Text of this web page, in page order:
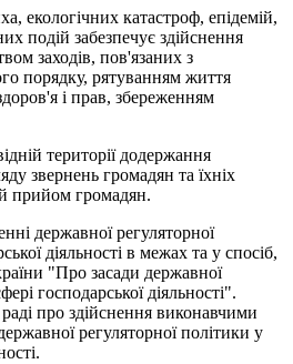
екологічних катастроф, епідемій,
подій забезпечує здійснення
заходів, пов'язаних з
порядку, рятуванням життя
і прав, збереженням
території додержання
звернень громадян та їхніх
прийом громадян.
державної регуляторної
діяльності в межах та у спосіб,
"Про засади державної
господарської діяльності".
про здійснення виконавчими
регуляторної політики у